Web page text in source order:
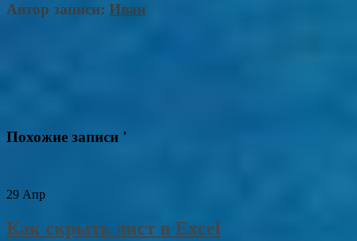
Автор записи: Иван
Похожие записи '
29 Апр
Как скрыть лист в Excel